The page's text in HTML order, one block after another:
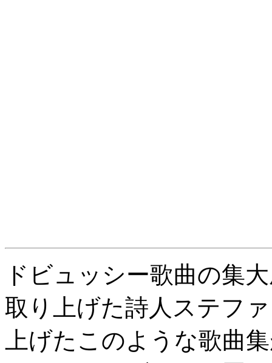
ドビュッシー歌曲の集
取り上げた詩人ステフ
上げたこのような歌曲